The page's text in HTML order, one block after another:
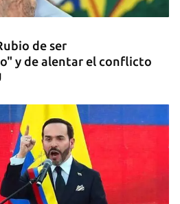
de ser
y de alentar el conflicto